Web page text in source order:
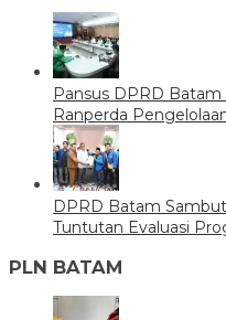
Pansus DPRD
Ranperda
DPRD Batam
Tuntutan Evaluasi
PLN BATAM